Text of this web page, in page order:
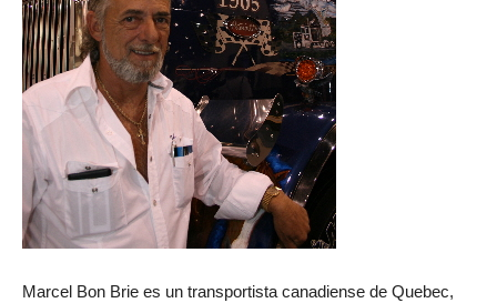
Marcel Bon Brie es un transportista canadiense de Quebec,